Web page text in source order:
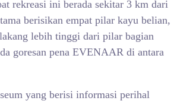
rekreasi ini berada sekitar 3 km dari
berisikan empat pilar kayu belian,
lebih tinggi dari pilar bagian
goresan pena EVENAAR di antara
yang berisi informasi perihal